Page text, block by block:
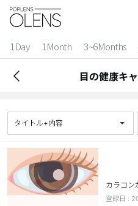
1Day 1Month 3~6Months
ログイン
カラコン比較
今月限定特典
ベスト
カラコン
装着期間
1 Day
2
目の健康キ
タイトル+内容
カラコン